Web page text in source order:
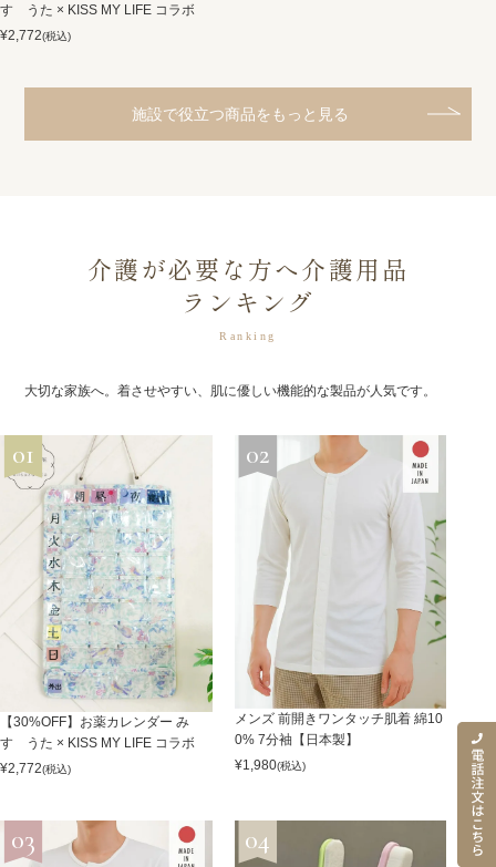
すゞうた × KISS MY LIFE コラボ
¥2,772(税込)
施設で役立つ商品をもっと見る
介護が必要な方へ介護用品
ランキング
Ranking
大切な家族へ。着させやすい、肌に優しい機能的な製品が人気です。
【30%OFF】お薬カレンダー み
すゞうた × KISS MY LIFE コラボ
¥2,772(税込)
メンズ 前開きワンタッチ肌着 綿10
0% 7分袖【日本製】
¥1,980(税込)